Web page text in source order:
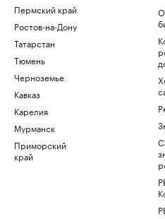
Пермский край
Ростов-на-Дону
Татарстан
Тюмень
Черноземье
Кавказ
Карелия
Мурманск
Приморский
край